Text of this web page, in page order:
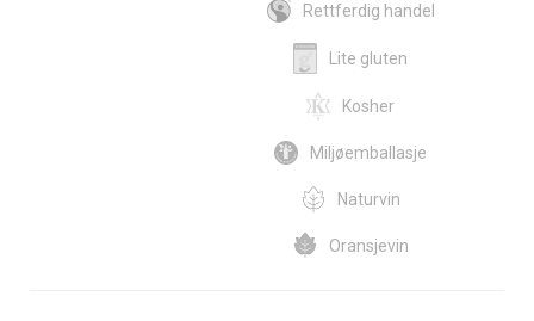
Rettferdig handel
Lite gluten
Kosher
Miljøemballasje
Naturvin
Oransjevin